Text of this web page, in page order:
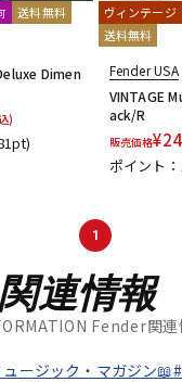
送料無料
Dimen
)
ヴィンテージ
送料無料
Fender USA
VINTAGE
ack/R
販売価格¥
ポイント
1
連情報
Fender関連
ュージック・マガジン